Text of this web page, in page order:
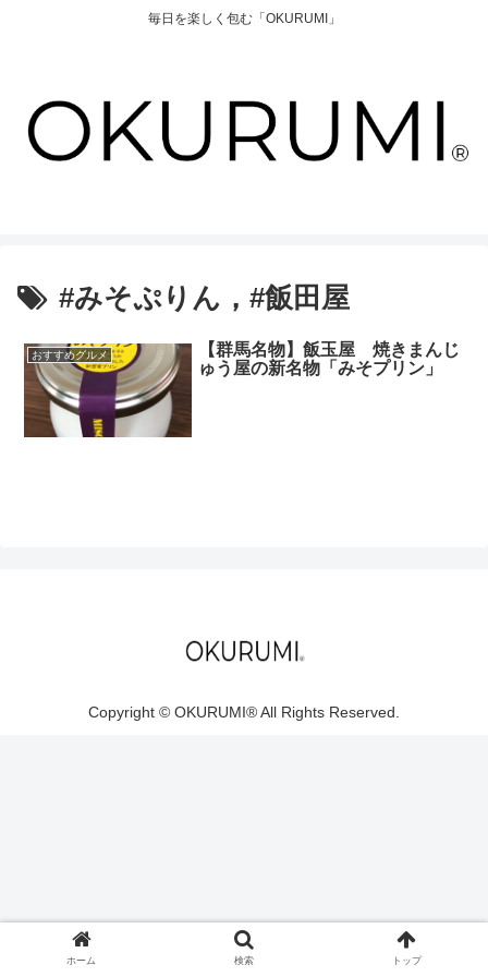
毎日を楽しく包む「OKURUMI」
#みそぷりん，#飯田屋
おすすめグルメ
【群馬名物】飯玉屋 焼きまんじ
ゅう屋の新名物「みそプリン」
Copyright © OKURUMI®︎ All Rights Reserved.
ホーム 検索 トップ